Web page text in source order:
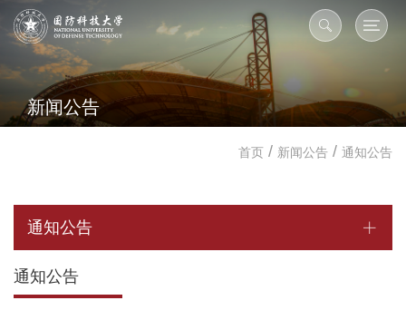
新闻公告
首页 / 新闻公告 / 通知公告
通知公告
通知公告